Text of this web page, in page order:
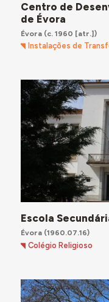
Centro de
de Évora
Évora(c. 1960 [atr.])
Instalações de
Escola
Évora(1960.07.16)
Colégio Religioso